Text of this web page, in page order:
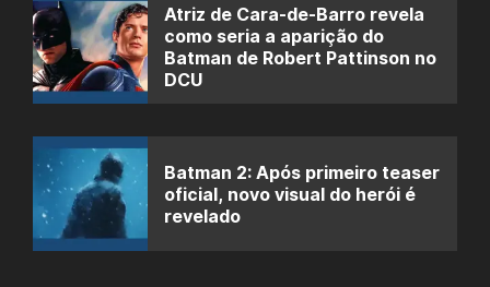
Atriz de Cara-de-Barro revela
como seria a aparição do
Batman de Robert Pattinson no
DCU
Batman 2: Após primeiro teaser
oficial, novo visual do herói é
revelado